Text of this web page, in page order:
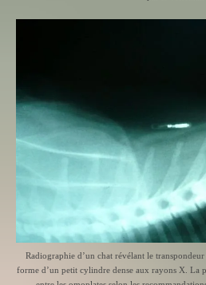
Radiographie d’un chat révélant le
forme d’un petit cylindre dense aux rayons X. La